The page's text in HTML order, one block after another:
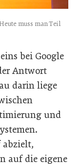
muss man Teil
bei Google
Antwort
darin liege
und
abzielt,
auf die eigene